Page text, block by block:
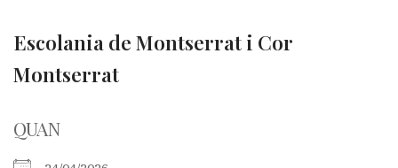
Escolania de Montserrat i Cor
Montserrat
QUAN